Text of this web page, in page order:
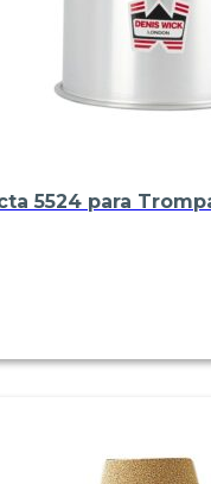
5524 para